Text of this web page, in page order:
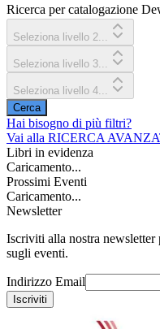
Ricerca per catalogazione
Seleziona livello 2...
Seleziona livello 3...
Seleziona livello 4...
Cerca
Hai bisogno di più filtri?
Vai alla RICERCA
Libri in evidenza
Caricamento...
Prossimi Eventi
Caricamento...
Newsletter
Iscriviti alla nostra newsletter
sugli eventi.
Indirizzo Email
Iscriviti